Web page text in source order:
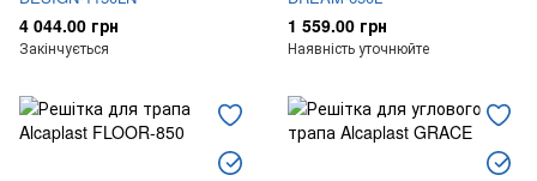
4 044.00 грн
Закінчується
1 559.00 грн
Наявність уточнюйте